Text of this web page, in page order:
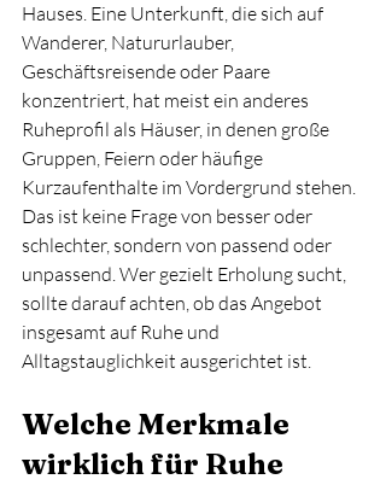
Hauses. Eine Unterkunft, die sich auf
Wanderer, Natururlauber,
Geschäftsreisende oder Paare
konzentriert, hat meist ein anderes
Ruheprofil als Häuser, in denen große
Gruppen, Feiern oder häufige
Kurzaufenthalte im Vordergrund stehen.
Das ist keine Frage von besser oder
schlechter, sondern von passend oder
unpassend. Wer gezielt Erholung sucht,
sollte darauf achten, ob das Angebot
insgesamt auf Ruhe und
Alltagstauglichkeit ausgerichtet ist.
Welche Merkmale
wirklich für Ruhe